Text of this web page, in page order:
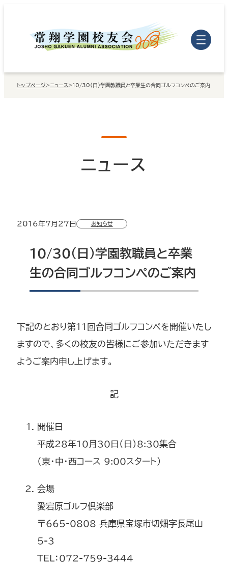
トップページ > ニュース > 10/30（日）学園教職員と卒業生の合同ゴルフコンペのご案内
ニュース
2016年7月27日 お知らせ
10/30（日）学園教職員と卒業
生の合同ゴルフコンペのご案内
下記のとおり第11回合同ゴルフコンペを開催いたし
ますので、多くの校友の皆様にご参加いただきます
ようご案内申し上げます。
記
開催日
平成28年10月30日（日）8:30集合
（東・中・西コース 9:00スタート）
会場
愛宕原ゴルフ倶楽部
〒665-0808 兵庫県宝塚市切畑字長尾山
5-3
TEL：072-759-3444